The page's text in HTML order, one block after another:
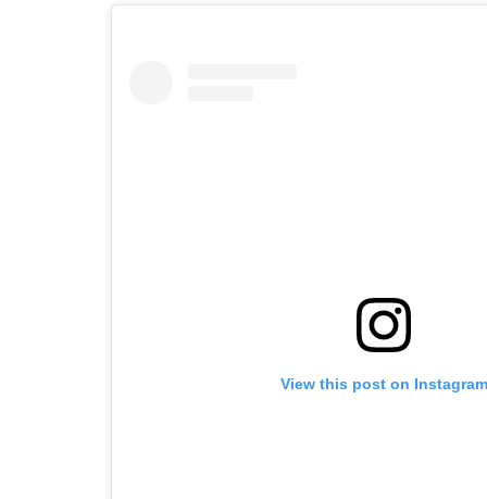
View this post on Instagram